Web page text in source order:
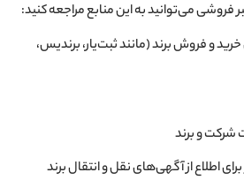
فروشی می‌توانید به این منابع مراجعه کنید:
و فروش برند (مانند ثبت‌یار، برندیس،
شرکت و برند
اطلاع از آگهی‌های نقل و انتقال برند